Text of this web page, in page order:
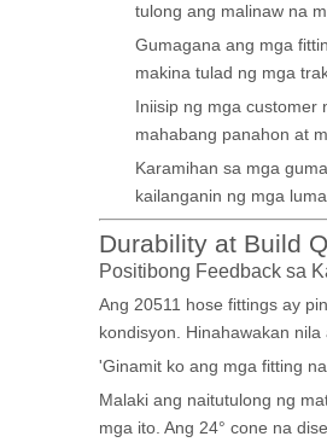
tulong ang malinaw na
Gumagana ang mga
makina tulad ng mga
Iniisip ng mga customer
mahabang panahon at
Karamihan sa mga
kailanganin ng mga
Durability at Build
Positibong Feedback sa
Ang 20511 hose fittings ay
kondisyon. Hinahawakan
'Ginamit ko ang mga fitting
Malaki ang naitutulong ng
mga ito. Ang 24° cone na